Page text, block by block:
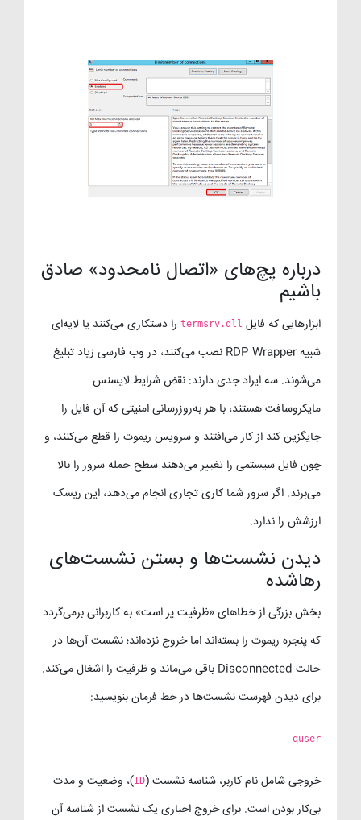
درباره پچ‌های «اتصال نامحدود» صادق
باشیم
ابزارهایی که فایل termsrv.dll را دستکاری می‌کنند یا لایه‌ای
شبیه RDP Wrapper نصب می‌کنند، در وب فارسی زیاد تبلیغ
می‌شوند. سه ایراد جدی دارند: نقض شرایط لایسنس
مایکروسافت هستند، با هر به‌روزرسانی امنیتی که آن فایل را
جایگزین کند از کار می‌افتند و سرویس ریموت را قطع می‌کنند، و
چون فایل سیستمی را تغییر می‌دهند سطح حمله سرور را بالا
می‌برند. اگر سرور شما کاری تجاری انجام می‌دهد، این ریسک
ارزشش را ندارد.
دیدن نشست‌ها و بستن نشست‌های
رهاشده
بخش بزرگی از خطاهای «ظرفیت پر است» به کاربرانی برمی‌گردد
که پنجره ریموت را بسته‌اند اما خروج نزده‌اند؛ نشست آن‌ها در
حالت Disconnected باقی می‌ماند و ظرفیت را اشغال می‌کند.
برای دیدن فهرست نشست‌ها در خط فرمان بنویسید:
quser
خروجی شامل نام کاربر، شناسه نشست (ID)، وضعیت و مدت
بی‌کار بودن است. برای خروج اجباری یک نشست از شناسه آن